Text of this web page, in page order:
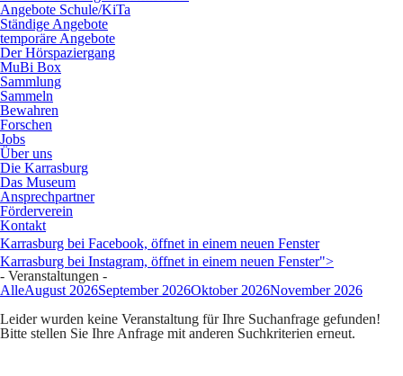
Angebote Schule/KiTa
Ständige Angebote
temporäre Angebote
Der Hörspaziergang
MuBi Box
Sammlung
Sammeln
Bewahren
Forschen
Jobs
Über uns
Die Karrasburg
Das Museum
Ansprechpartner
Förderverein
Kontakt
Karrasburg bei Facebook, öffnet in einem neuen Fenster
Karrasburg bei Instagram, öffnet in einem neuen Fenster">
- Veranstaltungen -
AlleAugust 2026September 2026Oktober 2026November 2026
Leider wurden keine Veranstaltung für Ihre Suchanfrage gefunden!
Bitte stellen Sie Ihre Anfrage mit anderen Suchkriterien erneut.